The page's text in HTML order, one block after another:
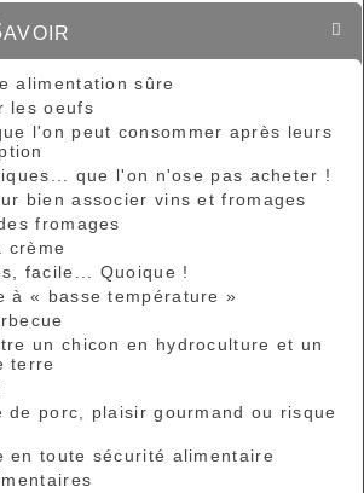

alimentation sûre
les oeufs
l'on peut consommer après leurs
que l'on n'ose pas acheter !
bien associer vins et fromages
fromages
crème
facile... Quoique !
à « basse température »
un chicon en hydroculture et un
terre
de porc, plaisir gourmand ou risque
en toute sécurité alimentaire